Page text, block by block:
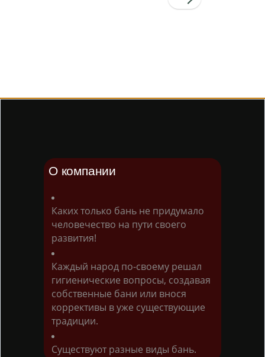
О компании
Каких только бань не придумало
человечество на пути своего
развития!
Каждый народ по-своему решал
гигиенические вопросы, создавая
собственные бани или внося
коррективы в уже существующие
традиции.
Существуют разные виды бань.